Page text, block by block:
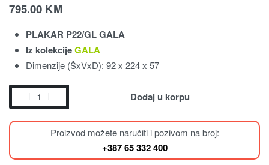
795.00 KM
PLAKAR P22/GL GALA
Iz kolekcijeGALA
Dimenzije (ŠxVxD): 92 x 224 x 57
Dodaj u korpu
Proizvod možete naručiti i pozivom na broj:
+387 65 332 400